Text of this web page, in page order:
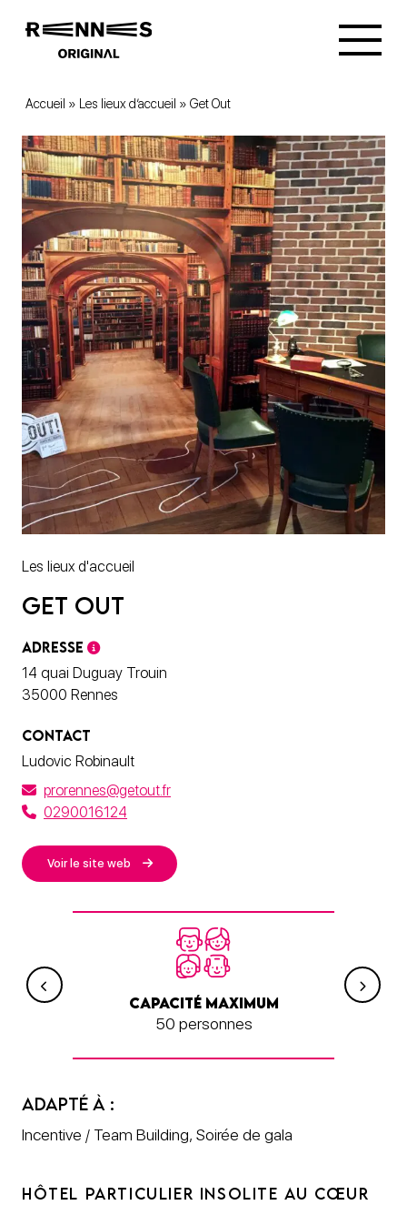
Accueil » Les lieux d’accueil » Get Out
Les lieux d'accueil
Get Out
ADRESSE
14 quai Duguay Trouin
35000 Rennes
CONTACT
Ludovic Robinault
prorennes@getout.fr
0290016124
Voir le site web
CAPACITÉ MAXIMUM
50 personnes
ADAPTÉ À :
Incentive / Team Building, Soirée de gala
HÔTEL PARTICULIER INSOLITE AU CŒUR